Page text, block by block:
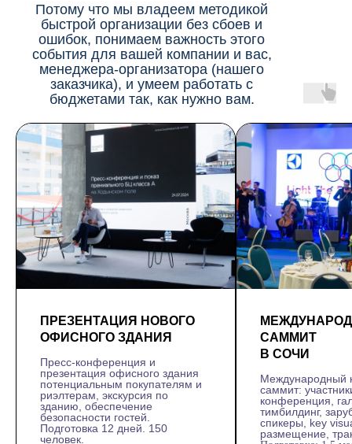
Потому что мы владеем методикой
быстрой организации без сбоев и
ошибок, понимаем важность этого
события для вашей компании и вас,
менеджера-организатора (нашего
заказчика), и умеем работать с
бюджетами так, как нужно вам.
ПРЕЗЕНТАЦИЯ НОВОГО
ОФИСНОГО ЗДАНИЯ
Пресс-конференция и
презентация офисного здания
потенциальным покупателям и
риэлтерам, экскурсия по
зданию, обеспечение
безопасности гостей.
Подготовка 12 дней. 150
человек.
САММИТ
В СОЧИ
Международный
саммит:
конференция,
тимбилдинг,
спикеры, key
размещение,